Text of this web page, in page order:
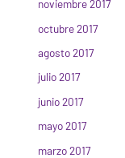
noviembre 2017
octubre 2017
agosto 2017
julio 2017
junio 2017
mayo 2017
marzo 2017